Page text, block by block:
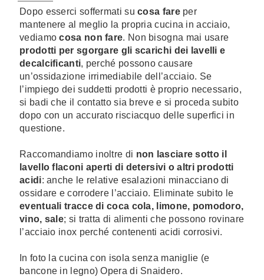
Dopo esserci soffermati sucosa fareper
mantenere al meglio la propria cucina in acciaio,
vediamocosa non fare. Non bisogna mai usare
prodotti per sgorgare gli scarichi dei lavelli e
decalcificanti, perché possono causare
un’ossidazione irrimediabile dell’acciaio. Se
l’impiego dei suddetti prodotti è proprio necessario,
si badi che il contatto sia breve e si proceda subito
dopo con un accurato risciacquo delle superfici in
questione.
Raccomandiamo inoltre di non lasciare sotto il
lavello flaconi aperti di detersivi o altri prodotti
acidi: anche le relative esalazioni minacciano di
ossidare e corrodere l’acciaio. Eliminate subito le
eventuali tracce di coca cola, limone, pomodoro,
vino, sale; si tratta di alimenti che possono rovinare
l’acciaio inox perché contenenti acidi corrosivi.
In foto la cucina con isola senza maniglie (e
bancone in legno) Opera di Snaidero.